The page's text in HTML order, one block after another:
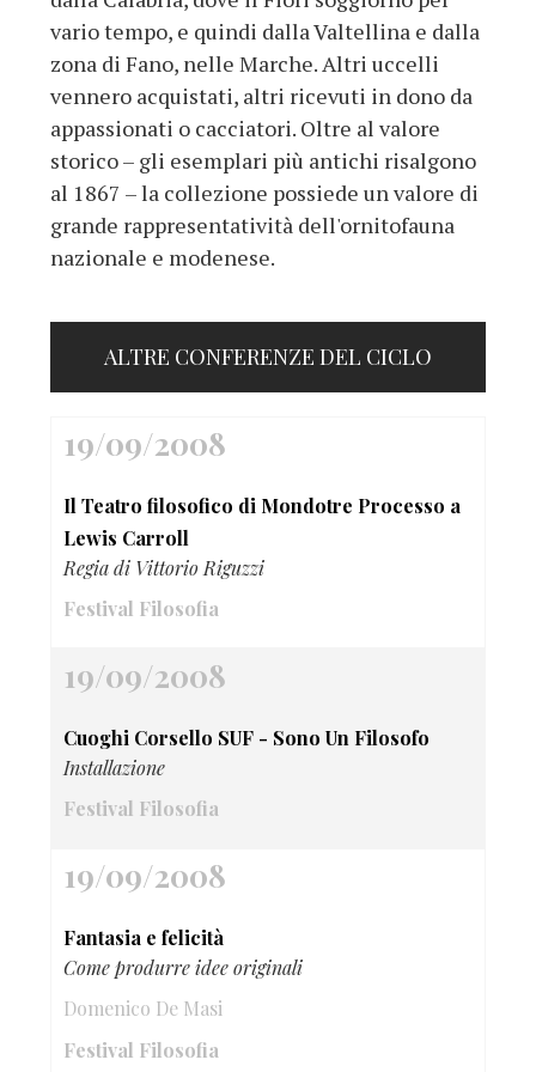
vario tempo, e quindi dalla Valtellina e dalla
zona di Fano, nelle Marche. Altri uccelli
vennero acquistati, altri ricevuti in dono da
appassionati o cacciatori. Oltre al valore
storico – gli esemplari più antichi risalgono
al 1867 – la collezione possiede un valore di
grande rappresentatività dell'ornitofauna
nazionale e modenese.
ALTRE CONFERENZE DEL CICLO
19/09/2008
Il Teatro filosofico di Mondotre Processo a
Lewis Carroll
Regia di Vittorio Riguzzi
Festival Filosofia
19/09/2008
Cuoghi Corsello SUF - Sono Un Filosofo
Installazione
Festival Filosofia
19/09/2008
Fantasia e felicità
Come produrre idee originali
Domenico De Masi
Festival Filosofia